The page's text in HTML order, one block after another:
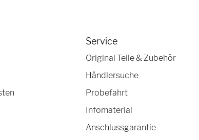
Service
Original Teile & Zubehör
Händlersuche
Probefahrt
Infomaterial
Anschlussgarantie